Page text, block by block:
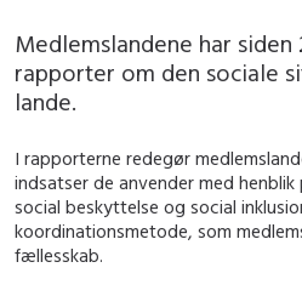
Medlemslandene har
rapporter om den sociale
lande.
I rapporterne redegør
indsatser de anvender med
social beskyttelse og social
koordinationsmetode, som
fællesskab.